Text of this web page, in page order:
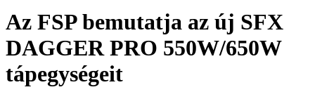
Az FSP bemutatja az új SFX
DAGGER PRO 550W/650W
tápegységeit